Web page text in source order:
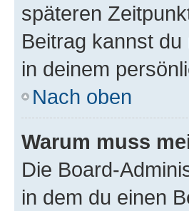
späteren
Beitrag kannst du
in deinem
Nach oben
Warum muss
Die Board-
in dem du einen